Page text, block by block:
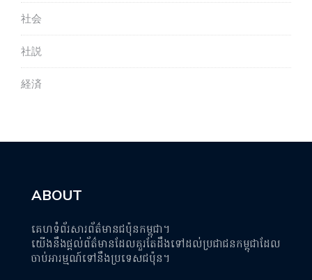
社会
社説
経済
ABOUT
គេហទំព័រសារព័ត៌មានជប៉ុនកម្ពុជា។
យើងនឹងផ្តល់ព័ត៌មានដែលគួរតែដឹងទៅដល់ប្រជាជនកម្ពុជាដែល
ចាប់អារម្មណ៍ទៅនឹងប្រទេសជប៉ុន។